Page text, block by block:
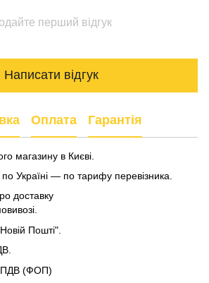
перший відгук
Написати відгук
Оплата Гарантія
магазину в Києві.
Україні — по тарифу перевізника.
доставку
Пошті".
ПДВ (ФОП)